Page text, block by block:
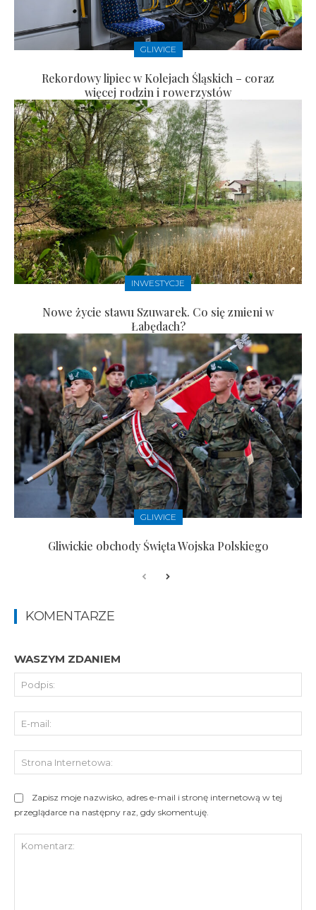
GLIWICE
Rekordowy lipiec w Kolejach Śląskich – coraz
więcej rodzin i rowerzystów
INWESTYCJE
Nowe życie stawu Szuwarek. Co się zmieni w
Łabędach?
GLIWICE
Gliwickie obchody Święta Wojska Polskiego
KOMENTARZE
WASZYM ZDANIEM
Zapisz moje nazwisko, adres e-mail i stronę internetową w tej
przeglądarce na następny raz, gdy skomentuję.